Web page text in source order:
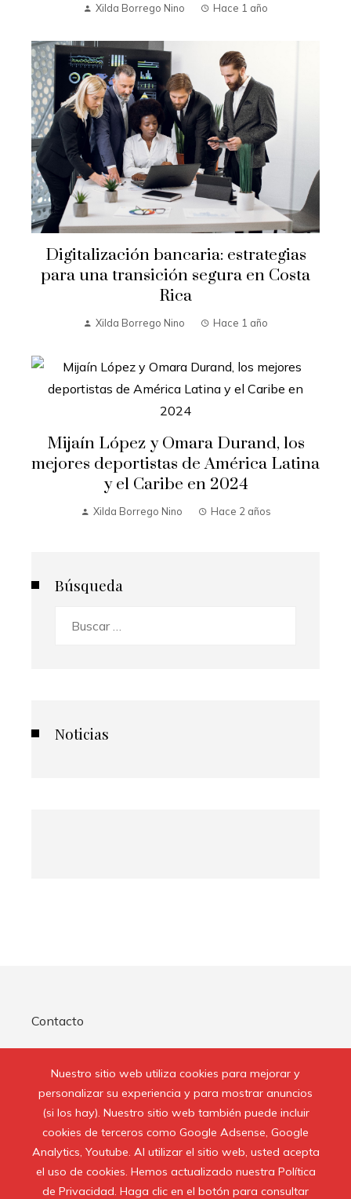
Nuestro sitio web utiliza cookies para mejorar y
personalizar su experiencia y para mostrar anuncios
(si los hay). Nuestro sitio web también puede incluir
cookies de terceros como Google Adsense, Google
Analytics, Youtube. Al utilizar el sitio web, usted acepta
el uso de cookies. Hemos actualizado nuestra Política
de Privacidad. Haga clic en el botón para consultar
Xilda Borrego Nino Hace 1 año
Digitalización bancaria: estrategias
para una transición segura en Costa
Rica
Xilda Borrego Nino Hace 1 año
Mijaín López y Omara Durand, los
mejores deportistas de América Latina
y el Caribe en 2024
Xilda Borrego Nino Hace 2 años
Búsqueda
Noticias
Contacto
Quienes Somos
Buscar: